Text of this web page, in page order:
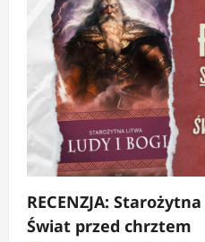
RECENZJA:
Świat przed chrztem